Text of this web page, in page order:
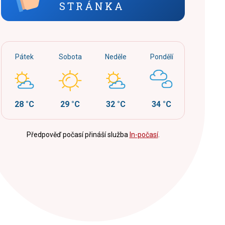
STRÁNKA
Pátek
28 °C
Sobota
29 °C
Neděle
32 °C
Pondělí
34 °C
Předpověď počasí přináší služba In-počasí.